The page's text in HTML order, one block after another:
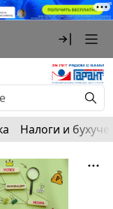
Налоги и